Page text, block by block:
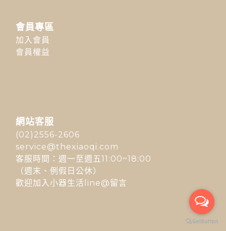
會員專區
加入會員
會員權益
網站客服
(02)2556-2606
service@thexiaoqi.com
客服時間：週一至週五11:00~18:00
（週末、例假日公休）
歡迎加入小器生活line@留言